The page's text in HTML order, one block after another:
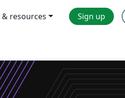
& resources Sign up